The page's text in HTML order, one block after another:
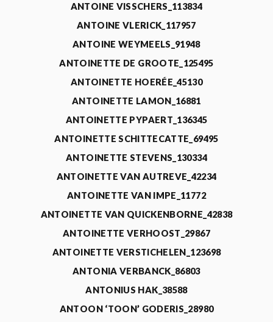
ANTOINE VISSCHERS_113834
ANTOINE VLERICK_117957
ANTOINE WEYMEELS_91948
ANTOINETTE DE GROOTE_125495
ANTOINETTE HOERÉE_45130
ANTOINETTE LAMON_16881
ANTOINETTE PYPAERT_136345
ANTOINETTE SCHITTECATTE_69495
ANTOINETTE STEVENS_130334
ANTOINETTE VAN AUTREVE_42234
ANTOINETTE VAN IMPE_11772
ANTOINETTE VAN QUICKENBORNE_42838
ANTOINETTE VERHOOST_29867
ANTOINETTE VERSTICHELEN_123698
ANTONIA VERBANCK_86803
ANTONIUS HAK_38588
ANTOON ‘TOON’ GODERIS_28980